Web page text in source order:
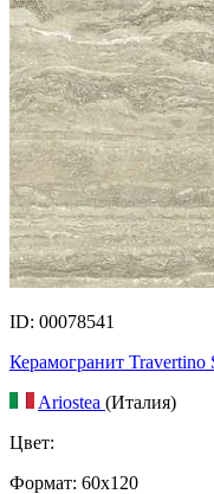
ID: 00078541
Керамогранит Travertino
Ariostea (Италия)
Цвет:
Формат: 60x120